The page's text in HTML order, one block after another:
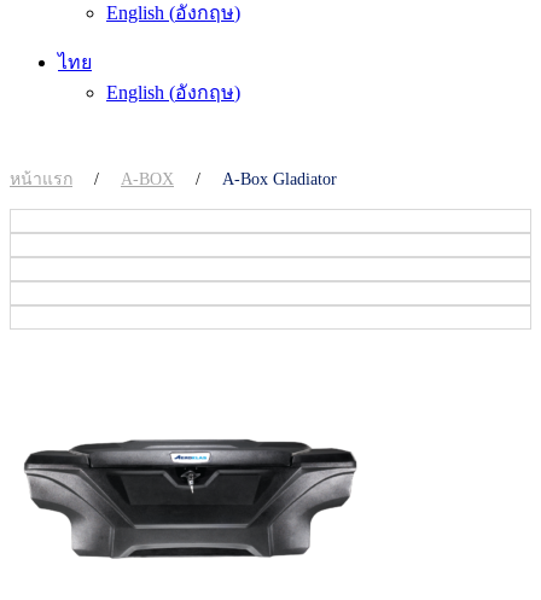
English (อังกฤษ)
ไทย
English (อังกฤษ)
หน้าแรก / A-BOX / A-Box Gladiator